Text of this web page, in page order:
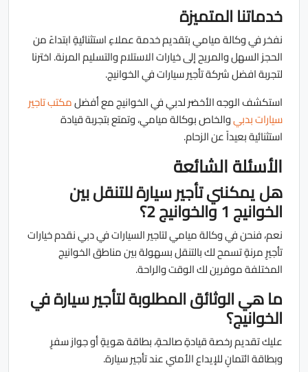
خدماتنا المتميزة
نفخر في وكالة ميامي بتقديم خدمة عملاءٍ استثنائيةٍ ابتداءً من
الحجز السهل والمريح إلى خيارات الاستلام والتسليم المرنة. اخترنا
لتجربة افضل شركة تأجير سيارات في الخوانيج.
استكشف الوجه الأخضر لدبي في الخوانيج مع أفضلمكتب تاجير
سيارات بدبيوالخاص بوكالة ميامي، وتمتع بتجربة قيادة
استثنائية بعيداً عن الزحام.
الأسئلة الشائعة
هل يمكنني تأجير سيارة للتنقل بين
الخوانيج 1 والخوانيج 2؟
نعم، فنحن في وكالة ميامي لتاجير السيارات في دبي نقدم خيارات
تأجيرٍ مرنةٍ تسمح لك بالتنقل بسهولة بين مناطق الخوانيج
المختلفة موفرين لك الوقت والراحة.
ما هي الوثائق المطلوبة لتأجير سيارة في
الخوانيج؟
عليك تقديم رخصة قيادةٍ صالحةٍ، بطاقة هويةٍ أو جواز سفرٍ
وبطاقة ائتمانٍ للإيداع الأمني عند تأجير سيارة.